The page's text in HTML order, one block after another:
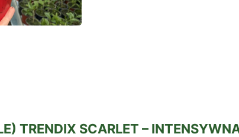
TRENDIX SCARLET –